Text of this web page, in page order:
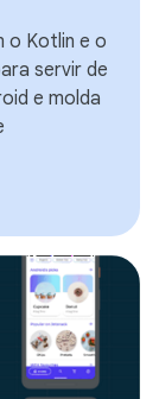
o Kotlin e o
servir de
e molda